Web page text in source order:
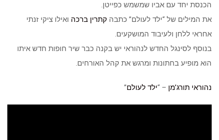
הכנסת יחד עם אביו שמשמש כפייטן.
את המילים של “ילד לעולם” כתבה קתרין ברכה ואילו ציקי זנתי
אחראי ללחן ולעיבוד המושקעים.
בנוסף לסינגל החדש לנהוראי יש בקנה כבר שיר חופות חדש איתו
הוא מופיע בחתונות ומרגש את קהל האורחים.
נהוראי תורג’מן – “ילד לעולם”